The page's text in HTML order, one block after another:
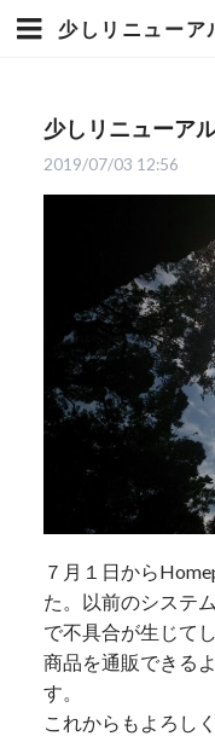
少しリニューア
2019/07/03 12:56
７月１日から
た。以前のシステ
で不具合が生じて
商品を通販できる
す。
これからもよろし